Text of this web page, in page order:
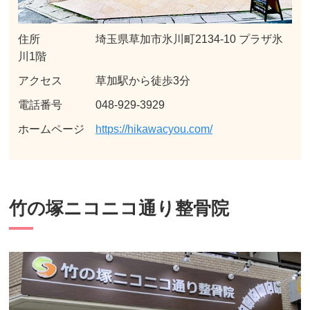
住所 埼玉県草加市氷川町2134-10 プラザ氷
川1階
アクセス 草加駅から徒歩3分
電話番号 048-929-3929
ホームページ https://hikawacyou.com/
竹の塚ニコニコ通り整骨院